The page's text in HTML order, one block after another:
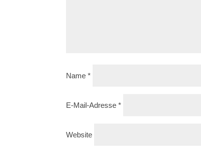
Name*
E-Mail-Adresse*
Website